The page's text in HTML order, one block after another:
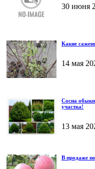
30 июня
Какие
14 мая
Сосна
участка!
13 мая
В продаже